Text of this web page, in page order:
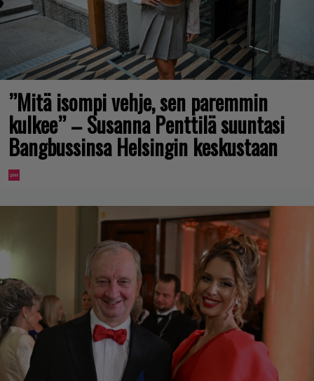
”Mitä isompi vehje, sen paremmin
kulkee” – Susanna Penttilä suuntasi
Bangbussinsa Helsingin keskustaan